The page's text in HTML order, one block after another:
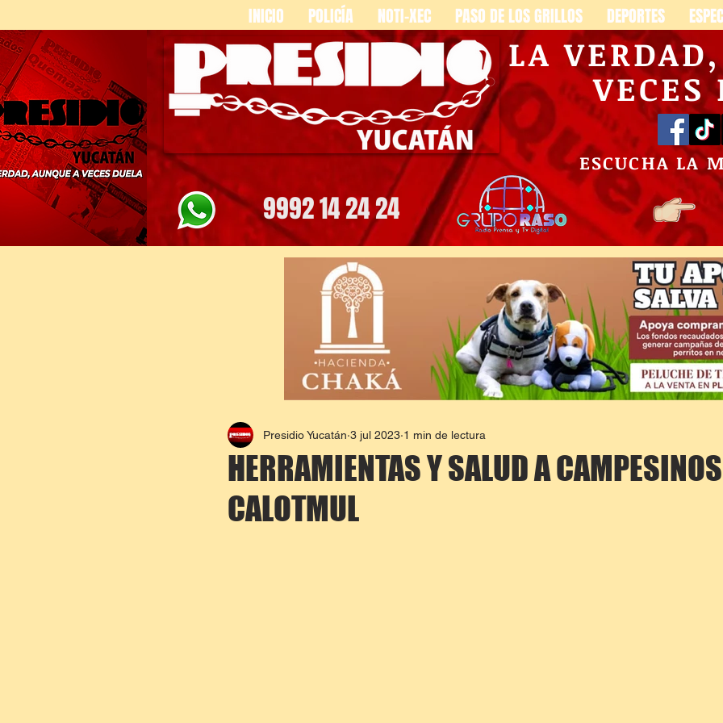
INICIO POLICÍA NOTI-XEC PASO DE LOS GRILLOS DEPORTES
LA
VECES
ESCUCHA LA
9992 14 24 24
HERRAMIENTAS Y SALUD A
CALOTMUL
Presidio Yucatán 3 jul 2023 1 min de lectura